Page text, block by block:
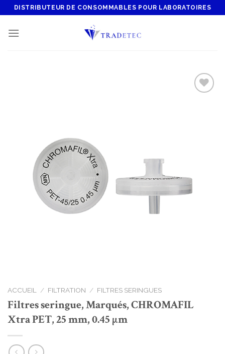
Skip
content
DISTRIBUTEUR DE CONSOMMABLES POUR LABORATOIRES
ACCUEIL / FILTRATION / FILTRES SERINGUES
Filtres seringue, Marqués, CHROMAFIL
Xtra PET, 25 mm, 0.45 µm